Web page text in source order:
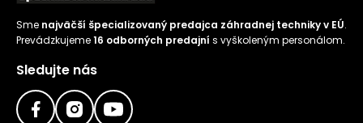
Sme najväčší špecializovaný predajca záhradnej techniky v EÚ.
Prevádzkujeme16 odborných predajní s vyškoleným personálom.
Sledujte nás